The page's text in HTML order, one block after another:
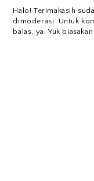
Halo! Terimakasih
dimoderasi. Untuk
balas, ya. Yuk